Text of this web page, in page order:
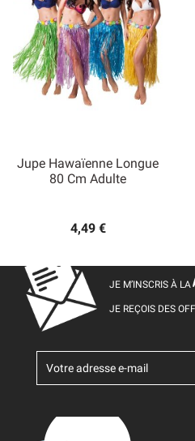
Jupe Hawaïenne Longue
80 Cm Adulte
4,49 €
JE M’INSCRIS À LA
JE REÇOIS DES